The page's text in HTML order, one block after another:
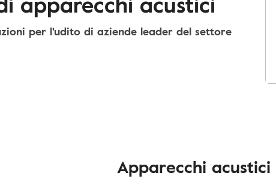
per l'udito di aziende leader del settore
Apparecchi